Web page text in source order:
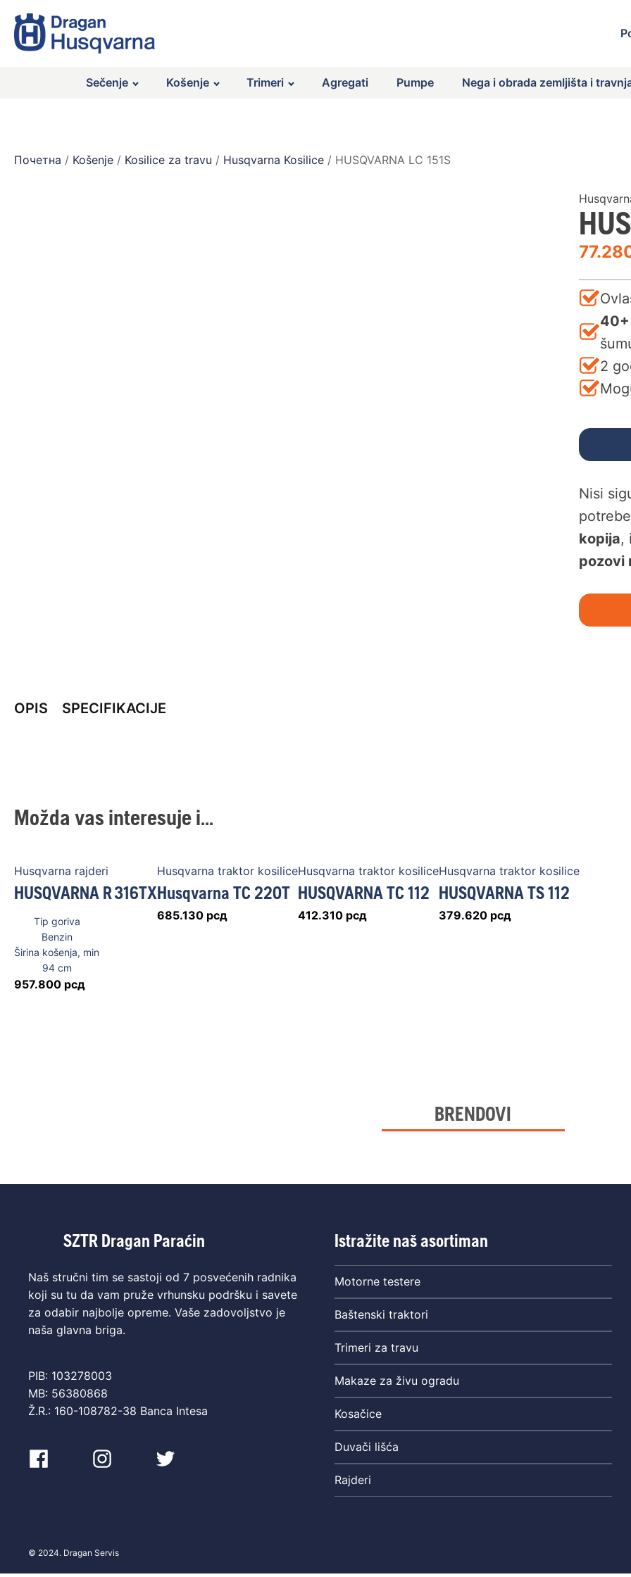
Sečenje Košenje Trimeri Agregati Pumpe Nega i obrada zemljišta i
Почетна / Košenje / Kosilice za travu / Husqvarna Kosilice / HUSQVARNA LC 151S
40+
2
Nisi
kopija,
pozovi
OPIS SPECIFIKACIJE
Možda vas interesuje i...
Husqvarna rajderi
HUSQVARNA R 316TX
Tip goriva
Benzin
Širina košenja, min
94cm
957.800 рсд
Husqvarna traktor kosilice
Husqvarna TC 220T
685.130 рсд
Husqvarna traktor kosilice
HUSQVARNA TC 112
412.310 рсд
Husqvarna traktor kosilice
HUSQVARNA TS 112
379.620 рсд
BRENDOVI
SZTR Dragan Paraćin
Naš stručni tim se sastoji od 7 posvećenih radnika
koji su tu da vam pruže vrhunsku podršku i savete
za odabir najbolje opreme. Vaše zadovoljstvo je
naša glavna briga.
PIB: 103278003
MB: 56380868
Ž.R.: 160-108782-38 Banca Intesa
Istražite naš asortiman
Motorne testere
Baštenski traktori
Trimeri za travu
Makaze za živu ogradu
Kosačice
Duvači lišća
Rajderi
© 2024. Dragan Servis